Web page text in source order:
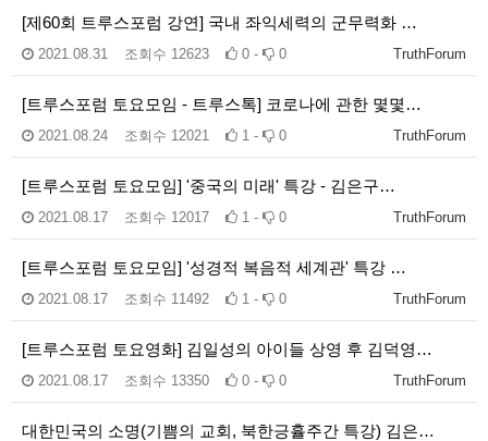
[제60회 트루스포럼 강연] 국내 좌익세력의 군무력화 …
TruthForum
2021.08.31 조회수 12623 0 - 0
[트루스포럼 토요모임 - 트루스톡] 코로나에 관한 몇몇…
TruthForum
2021.08.24 조회수 12021 1 - 0
[트루스포럼 토요모임] '중국의 미래' 특강 - 김은구…
TruthForum
2021.08.17 조회수 12017 1 - 0
[트루스포럼 토요모임] '성경적 복음적 세계관' 특강 …
TruthForum
2021.08.17 조회수 11492 1 - 0
[트루스포럼 토요영화] 김일성의 아이들 상영 후 김덕영…
TruthForum
2021.08.17 조회수 13350 0 - 0
대한민국의 소명(기쁨의 교회, 북한긍휼주간 특강) 김은…